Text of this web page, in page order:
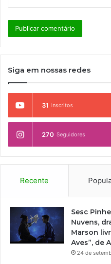
Siga em nossas redes
31 Inscritos
270 Seguidores
Recente
Sesc
Nuvens,
Marson
Aves”, de
24 de